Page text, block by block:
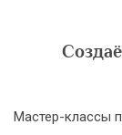
Мастер-классы